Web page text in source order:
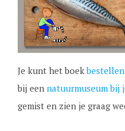
Je kunt het boek
bij een natuurmuseum bij
gemist en zien je graag